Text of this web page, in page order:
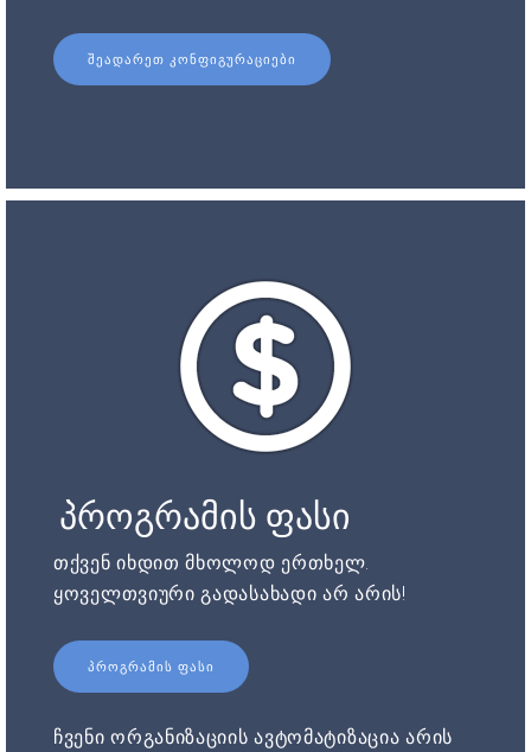
ᲨᲔᲐᲓᲐᲠᲔᲗ ᲙᲝᲜᲤᲘᲒᲣᲠᲐᲪᲘᲔᲑᲘ
პროგრამის ფასი
თქვენ იხდით მხოლოდ ერთხელ.
ყოველთვიური გადასახადი არ არის!
ᲞᲠᲝᲒᲠᲐᲛᲘᲡ ᲤᲐᲡᲘ
ჩვენი ორგანიზაციის ავტომატიზაცია არის